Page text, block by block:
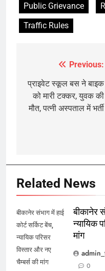
Public Grievance
Traffic Rules
navigation
Previous:
प्राइवेट स्कूल बस ने बाइक
को मारी टक्कर, युवक की
मौत, पत्नी अस्पताल में भर्ती
Related News
बीकानेर संभाग में हाई
कोर्ट सर्किट बेंच,
न्यायिक परिसर
विस्तार और नए
चैम्बर्स की मांग
बीकानेर
न्यायिक
मांग
0